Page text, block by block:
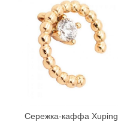
Сережка-каффа Xuping